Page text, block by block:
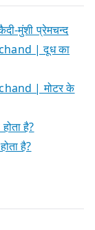
मुंशी प्रेमचन्द
| दूध का
| मोटर के
है?
है?